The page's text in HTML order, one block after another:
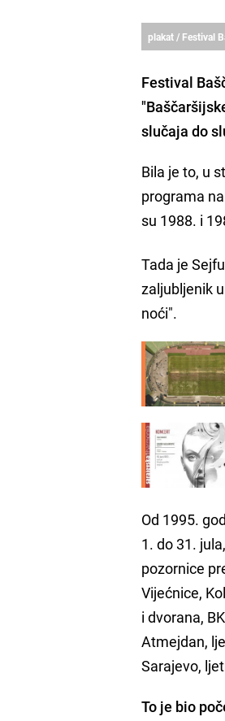
plakat / Festival
Festival
slučaja do
Bila je to, u
programa
su 1988. i
Tada je
zaljubljenik
noći".
Od 1995.
1. do 31.
pozornice
Vijećnice,
i dvorana,
Atmejdan,
Sarajevo,
To je bio